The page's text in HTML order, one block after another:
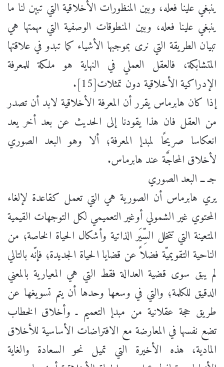
ينبغي علينا فعله، وبين المنظورات الأخلاقية التي تبين لنا ما
ينبغي علينا فعله، وبين المنطوقات الوصفية التي مهمتها هي
تبيان الطريقة التي نرى بموجبها الأشياء كما تبدو في علاقتها
المتشابكة، فالعقل العملي في النهاية هو ملكة للمعرفة
الإدراكية الأخلاقية دون تمثلات[15].
إذا كان هابرماس يقرر أن المعرفة الأخلاقية لابد أن تصدر
من العقل فان هذا يقودنا إلى الحديث عن بعد أخر يعد
انعكاسا صريحًا لمبدإ المعرفة؛ ألا وهو البعد الصوري
لأخلاق المحاجَّة عند هابرماس.
جـ ــ البعد الصوري
يري هابرماس أن الصورية هي التي تعمل كقاعدة لإلغاء
المحتوي غير الشمولي أوغير التعميمي لكل التوجهات القيمية
المتعينة التي تتخلل السِّيَر الذاتية وأشكال الحياة الخاصة؛ من
الناحية التقويميّة فضلاً عن قضايا الحياة الجديدة؛ فإنّه بالتالي
لم يبق سوى قضية العدالة فقط التي هي المعيارية بالمعني
الدقيق للكلمة؛ والتي في وسعها وحدها أن يتم تسويغها عن
طريق حجة عقلانية من مبدإ التعميم ـ وأخلاق الخطاب
تضع نفسها في المعارضة مع الافتراضات الأساسية للأخلاق
المادية، هذه الأخيرة التي تميل نحو السعادة والغاية